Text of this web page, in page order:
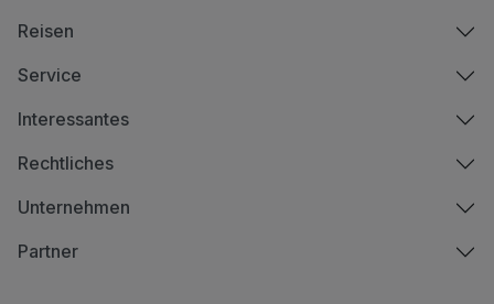
Reisen
Service
Interessantes
Rechtliches
Unternehmen
Partner